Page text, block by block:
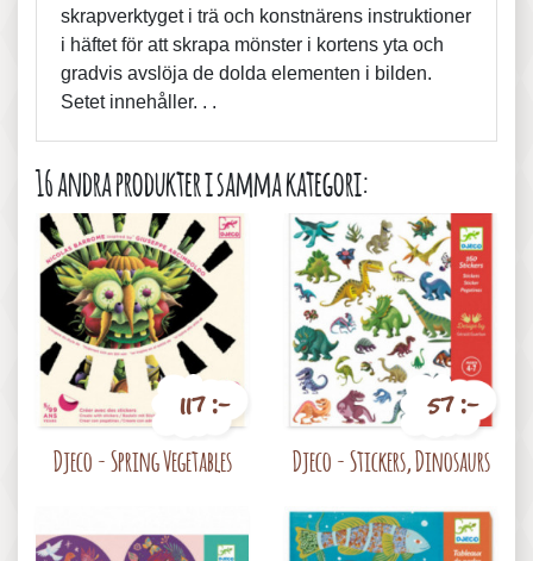
skrapverktyget i trä och konstnärens instruktioner
i häftet för att skrapa mönster i kortens yta och
gradvis avslöja de dolda elementen i bilden.
Setet innehåller. . .
16 andra produkter i samma kategori:
117 :-
Djeco - Spring Vegetables
57 :-
Djeco - Stickers, Dinosaurs